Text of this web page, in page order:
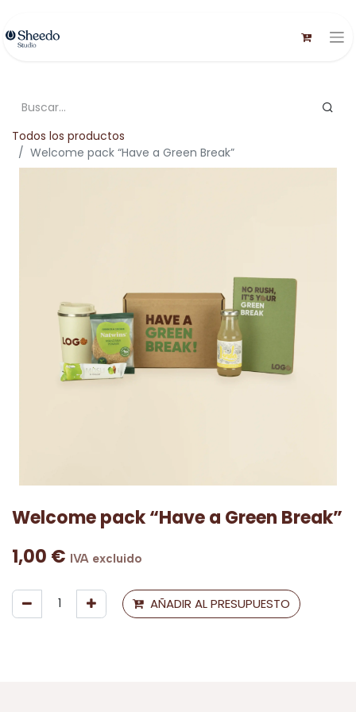
Todos los productos
Welcome pack “Have a Green Break”
Welcome pack “Have a Green Break”
1,00 € IVA excluido
AÑADIR AL PRESUPUESTO